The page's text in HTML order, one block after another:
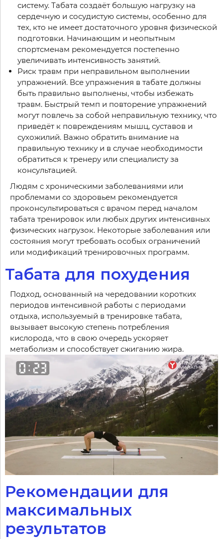
систему. Табата создаёт большую нагрузку на
сердечную и сосудистую системы, особенно для
тех, кто не имеет достаточного уровня физической
подготовки. Начинающим и неопытным
спортсменам рекомендуется постепенно
увеличивать интенсивность занятий.
Риск травм при неправильном выполнении
упражнений. Все упражнения в табате должны
быть правильно выполнены, чтобы избежать
травм. Быстрый темп и повторение упражнений
могут повлечь за собой неправильную технику, что
приведёт к повреждениям мышц, суставов и
сухожилий. Важно обратить внимание на
правильную технику и в случае необходимости
обратиться к тренеру или специалисту за
консультацией.
Людям с хроническими заболеваниями или
проблемами со здоровьем рекомендуется
проконсультироваться с врачом перед началом
табата тренировок или любых других интенсивных
физических нагрузок. Некоторые заболевания или
состояния могут требовать особых ограничений
или модификаций тренировочных программ.
Табата для похудения
Подход, основанный на чередовании коротких
периодов интенсивной работы с периодами
отдыха, используемый в тренировке табата,
вызывает высокую степень потребления
кислорода, что в свою очередь ускоряет
метаболизм и способствует сжиганию жира.
Рекомендации для
максимальных
результатов